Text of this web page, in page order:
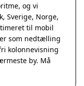
og vi
Sverige, Norge,
til mobil
som nedtælling
kolonnevisning
by. Må